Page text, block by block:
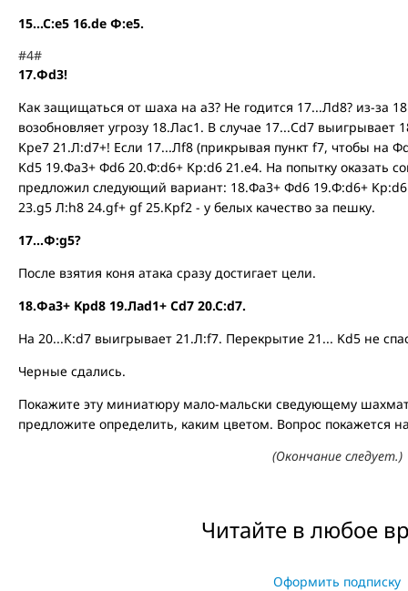
15...C:e5 16.de Ф:e5.
#4#
17.Фd3!
Как защищаться от шаха на а3? Не годится 17...Лd8? из-за
возобновляет угрозу 18.Лac1. В случае 17...Cd7
Kpe7 21.Л:d7+! Если 17...Лf8 (прикрывая пункт f7, чтобы на
Kd5 19.Фa3+ Фd6 20.Ф:d6+ Kp:d6 21.e4. На попытку оказать
предложил следующий вариант: 18.Фа3+ Фd6 19.Ф:d6+ Kp:d6
23.g5 Л:h8 24.gf+ gf 25.Kpf2 - у белых качество за пешку.
17...Ф:g5?
После взятия коня атака сразу достигает цели.
18.Фа3+ Kpd8 19.Лad1+ Cd7 20.C:d7.
На 20...K:d7 выигрывает 21.Л:f7. Перекрытие 21... Kd5 не
Черные сдались.
Покажите эту миниатюру мало-мальски сведующему
предложите определить, каким цветом. Вопрос покажется
(Окончание следует.)
Читайте в любое
Оформить подписку